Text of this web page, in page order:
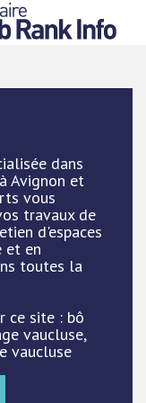
dans
Avignon et
vous
travaux de
d'espaces
et en
toutes la
ce site : bô
vaucluse,
vaucluse